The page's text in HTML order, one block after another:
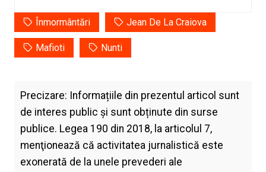
Înmormântări Jean De La Craiova
Mafioti Nunti
Precizare: Informațiile din prezentul articol sunt
de interes public și sunt obținute din surse
publice. Legea 190 din 2018, la articolul 7,
menţionează că activitatea jurnalistică este
exonerată de la unele prevederi ale